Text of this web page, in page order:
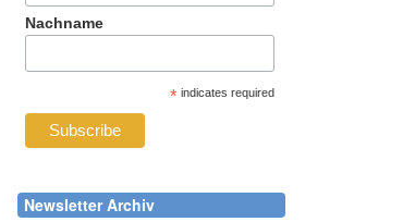
Nachname
* indicates required
Newsletter Archiv